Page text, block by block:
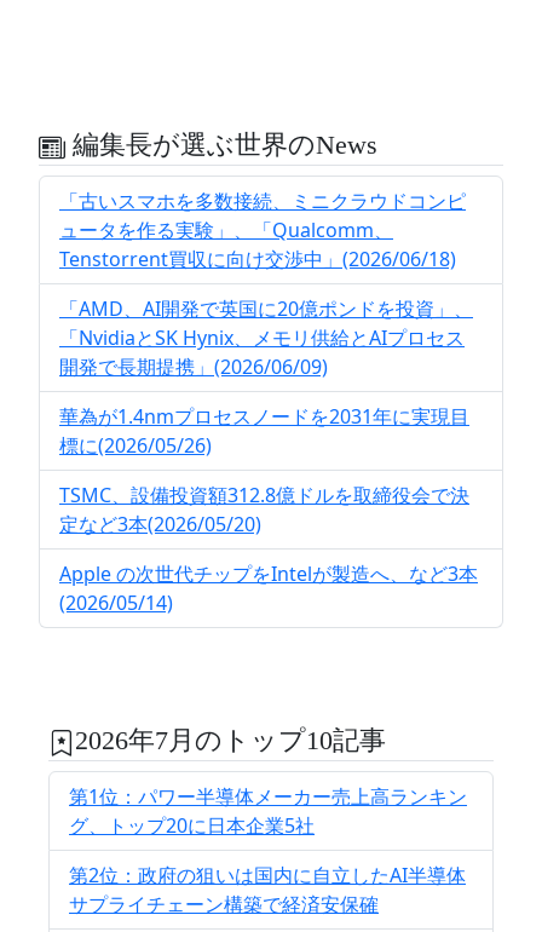
編集長が選ぶ世界のNews
「古いスマホを多数接続、ミニクラウドコンピ
ュータを作る実験」、「Qualcomm、
Tenstorrent買収に向け交渉中」(2026/06/18)
「AMD、AI開発で英国に20億ポンドを投資」、
「NvidiaとSK Hynix、メモリ供給とAIプロセス
開発で長期提携」(2026/06/09)
華為が1.4nmプロセスノードを2031年に実現目
標に(2026/05/26)
TSMC、設備投資額312.8億ドルを取締役会で決
定など3本(2026/05/20)
Apple の次世代チップをIntelが製造へ、など3本
(2026/05/14)
2026年7月のトップ10記事
第1位：パワー半導体メーカー売上高ランキン
グ、トップ20に日本企業5社
第2位：政府の狙いは国内に自立したAI半導体
サプライチェーン構築で経済安保確